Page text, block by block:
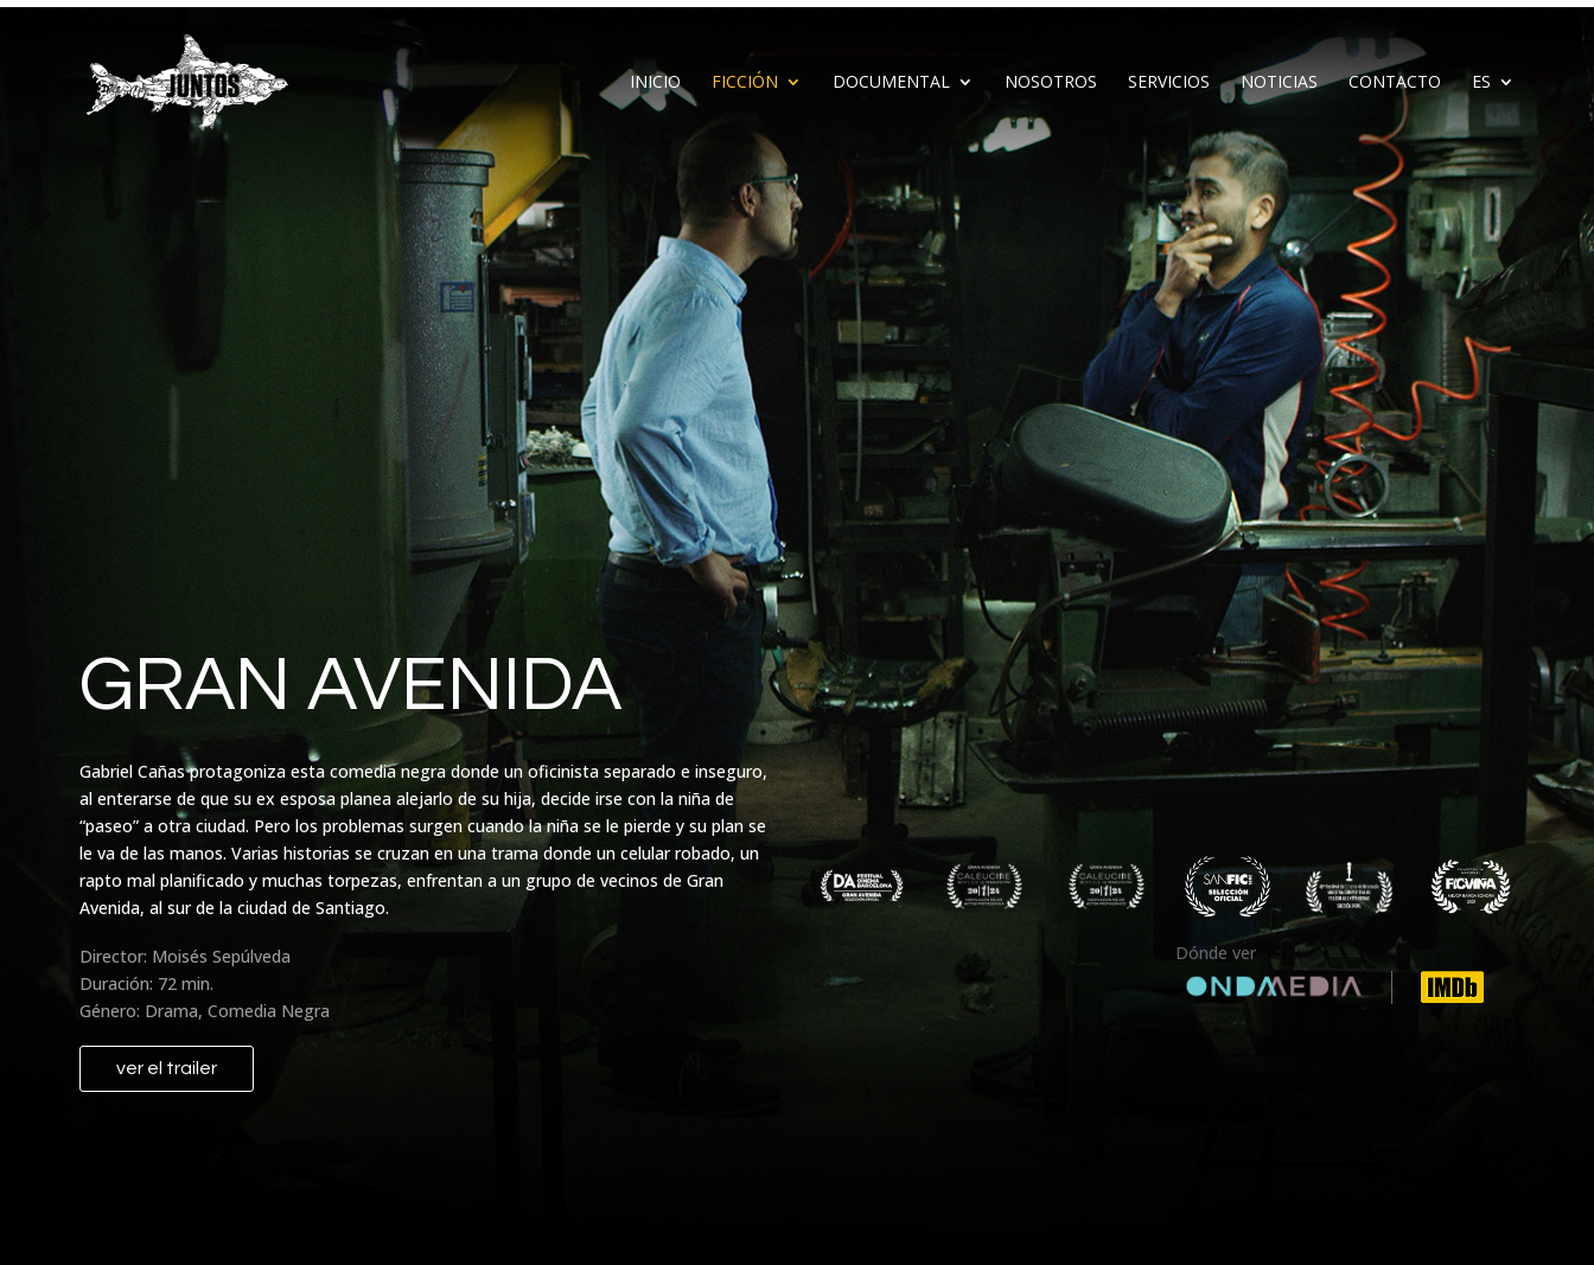
INICIO FICCIÓN DOCUMENTAL NOSOTROS SERVICIOS NOTICIAS CONTACTO ES
GRAN AVENIDA
Gabriel Cañas protagoniza esta comedia negra donde un oficinista separado e inseguro,
al enterarse de que su ex esposa planea alejarlo de su hija, decide irse con la niña de
“paseo” a otra ciudad. Pero los problemas surgen cuando la niña se le pierde y su plan se
le va de las manos. Varias historias se cruzan en una trama donde un celular robado, un
rapto mal planificado y muchas torpezas, enfrentan a un grupo de vecinos de Gran
Avenida, al sur de la ciudad de Santiago.
Director: Moisés Sepúlveda
Duración: 72 min.
Género: Drama, Comedia Negra
ver el trailer
Dónde ver